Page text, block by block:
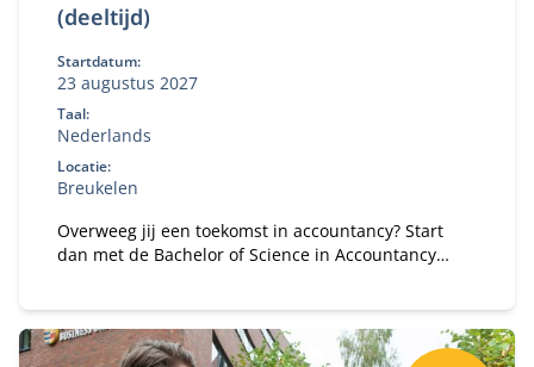
(deeltijd)
Startdatum:
23 augustus 2027
Taal:
Nederlands
Locatie:
Breukelen
Overweeg jij een toekomst in accountancy? Start
dan met de Bachelor of Science in Accountancy